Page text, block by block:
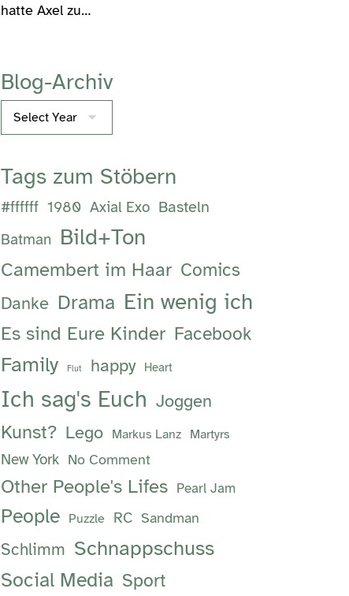
hatte Axel zu…
Blog-Archiv
Archives
Tags zum Stöbern
#ffffff 1980 Axial Exo Basteln
Batman Bild+Ton
Camembert im Haar Comics
Danke Drama Ein wenig ich
Es sind Eure Kinder Facebook
Family Flut happy Heart
Ich sag's Euch Joggen
Kunst? Lego Markus Lanz Martyrs
New York No Comment
Other People's Lifes Pearl Jam
People Puzzle RC Sandman
Schlimm Schnappschuss
Social Media Sport